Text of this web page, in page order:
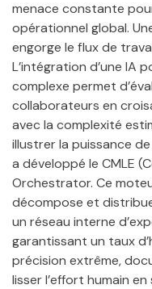
menace constante
opérationnel global.
engorge le flux de
L’intégration d’une IA
complexe permet
collaborateurs en
avec la complexité
illustrer la puissance
a développé le CMLE
Orchestrator. Ce
décompose et
un réseau interne
garantissant un taux
précision extrême,
lisser l’effort humain